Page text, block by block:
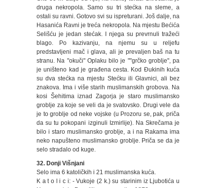
druga nekropola. Samo su tri stećka na sleme, a
ostali su ravni. Gotovo svi su ispreturani. Još dalje, na
Hasanića Ravni je treća nekropola. Na mjestu Bećića
Selišću je jedan stećak. I njega su prevrnuli tražeći
blago. Po kazivanju, na njemu su u reljefu
predstavljeni mač i glava, ali je prevaljen baš na tu
stranu. Na "okuči" Oplaku bilo je ""grčko groblje", pa
je uništeno kad je građena cesta. Kod Đukinih kuća
su dva stećka na mjestu Stećku ili Glavnici, ali bez
znakova. Ima i više starih muslimanskih grobova. Na
kosi Šehitima iznad Zagorja je staro muslimansko
groblje za koje se veli da je svatovsko. Drugi vele da
je to groblje od neke vojske (u Prozoru se, pak, priča
da su tu pokopani izginuli Izmirlije). Na Skrečama je
bilo i staro muslimansko groblje, a i na Rakama ima
neko napušteno muslimansko groblje. Priča se da je
selo stradalo od kuge.
32. Donji Višnjani
Selo ima 6 katoličkih i 21 muslimanska kuća.
K a t o l i c i: - Vukoje (2 k.) su starinim iz Ljubotića u